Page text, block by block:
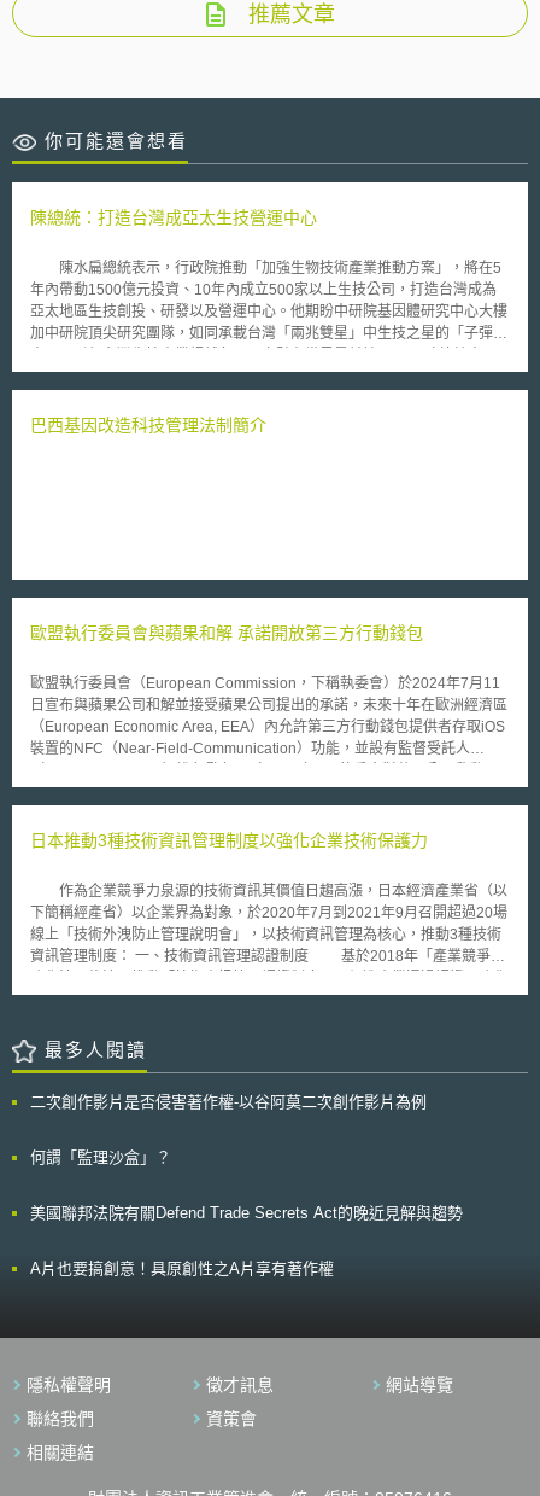
推薦文章
你可能還會想看
陳總統：打造台灣成亞太生技營運中心
陳水扁總統表示，行政院推動「加強生物技術產業推動方案」，將在5
年內帶動1500億元投資、10年內成立500家以上生技公司，打造台灣成為
亞太地區生技創投、研發以及營運中心。他期盼中研院基因體研究中心大樓
加中研院頂尖研究團隊，如同承載台灣「兩兆雙星」中生技之星的「子彈列
示，本世紀人類基因體序列的解碼，開創並主導了生技產業革命性的發展，
解析蛋白質結構與功能，並藉此發展新的生技醫療產品，以改良人類生活及
巴西基因改造科技管理法制簡介
歐盟執行委員會與蘋果和解 承諾開放第三方行動錢包
歐盟執行委員會（European Commission，下稱執委會）於2024年7月11
日宣布與蘋果公司和解並接受蘋果公司提出的承諾，未來十年在歐洲經濟區
（European Economic Area, EEA）內允許第三方行動錢包提供者存取iOS
裝置的NFC（Near-Field-Communication）功能，並設有監督受託人
壟斷調查，並於2022年5月執委會提出聲明認為蘋果公司在iOS裝置行動錢
約》（Treaty on the Functioning of the European Union, TFEU）第102條
Programming Interfaces, APIs）存取iOS裝置的NFC功能，並經由執委會1
個月的第三方意見諮詢後，蘋果公司根據該意見修改部分內容，並提出以下
承諾： ● 提供終端設備支付功能。 ● 取消存取NFC功能的資格條件。 ● 允
許第三方行動錢包提供者為存取NFC功能預先設置支付應用程式。 ● 持續更
錢包提供者在iOS裝置提供NFC支付功能的競爭，執委會與蘋果公司和解並
承認該承諾對蘋果公司產生法律約束力，監督受託人將定期向執委會報告，
執委會與蘋果公司和解並結束為期4年的調查，但蘋果公司仍須承擔《數位
制，澳洲競爭與消費者委員會（Australian Competition and Consumer
展開調查或訴訟，蘋果公司面臨行動錢包市場競爭的挑戰，在歐洲經濟區內
可能掀起行動錢包市場競爭的蓬勃發展，是否帶動在其他國家或地區的法制
日本推動3種技術資訊管理制度以強化企業技術保護力
作為企業競爭力泉源的技術資訊其價值日趨高漲，日本經濟產業省（以
下簡稱經產省）以企業界為對象，於2020年7月到2021年9月召開超過20場
線上「技術外洩防止管理說明會」，以技術資訊管理為核心，推動3種技術
資訊管理制度： 一、技術資訊管理認證制度 基於2018年「產業競爭力
企業取得合作夥伴信賴之能力。 二、營業秘密管理制度 基於日本「不
訊，強化企業自我保護之能力。 三、安全保障貿易管理制度 基於企業
對於「外國交易行為與外國貿易法」或相關法令知識不足，推動「安全保障
法，進而面臨被處刑罰、行政罰之風險，強化企業承擔責任之能力。
取遠距辦公，與客戶間傳遞或保管重要技術資訊時，將增加一定程度的資訊
最多人閱讀
二次創作影片是否侵害著作權-以谷阿莫二次創作影片為例
何謂「監理沙盒」？
美國聯邦法院有關Defend Trade Secrets Act的晚近見解與趨勢
A片也要搞創意！具原創性之A片享有著作權
隱私權聲明 徵才訊息
網站導覽
聯絡我們
資策會
相關連結